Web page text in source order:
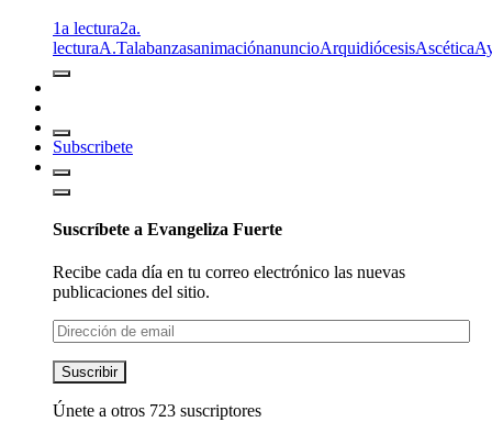
1a lectura2a.
lecturaA.TalabanzasanimaciónanuncioArquidiócesisAscética
Subscribete
Suscríbete a Evangeliza Fuerte
Recibe cada día en tu correo electrónico las nuevas
publicaciones del sitio.
Dirección
de
email
Suscribir
Únete a otros 723 suscriptores